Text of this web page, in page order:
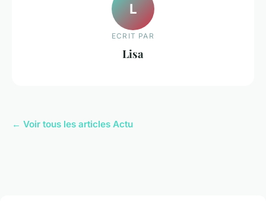
L
ECRIT PAR
Lisa
← Voir tous les articles Actu